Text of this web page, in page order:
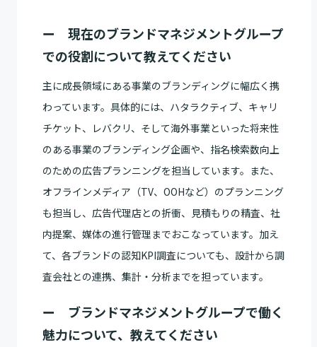
ー 現在のブランドマネジメントグループ
での役割について教えてください
主に成長領域にある事業のブランディングに幅広く携
わっています。具体的には、ハタラクティブ、キャリ
チケット、レバクリ、そして海外事業といった将来性
のある事業のブランディング企画や、指名検索数向上
のための広告プランニングを担当しています。また、
オフラインメディア（TV、OOHなど）のプランニング
も担当し、広告代理店との折衝、見積もりの精査、社
内提案、媒体の進行管理までおこなっています。加え
て、各ブランドの認知KPI調査についても、設計から調
査会社との連携、集計・分析までを担っています。
ー ブランドマネジメントグループで働く
魅力について、教えてください